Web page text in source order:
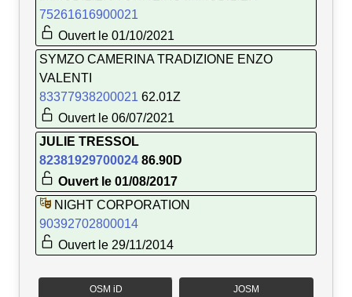
75261616900021
Ouvert le 01/10/2021
SYMZO CAMERINA TRADIZIONE ENZO
VALENTI
83377938200021 62.01Z
Ouvert le 06/07/2021
JULIE TRESSOL
82381929700024 86.90D
Ouvert le 01/08/2017
NIGHT CORPORATION
90392702800014
Ouvert le 29/11/2014
OSM iD JOSM